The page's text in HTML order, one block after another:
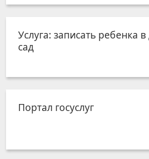
Услуга: записать ребенка в
сад
Портал госуслуг